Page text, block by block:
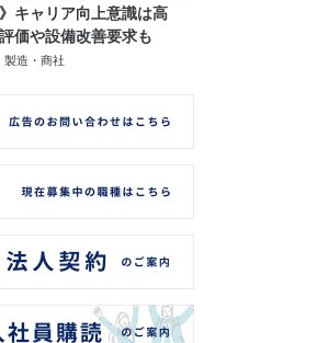
キャリア向上意識は高
価や設備改善要求も
製造・商社